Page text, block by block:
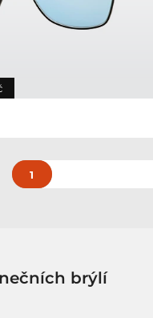
1
brýlí